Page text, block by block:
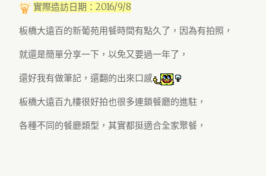
實際造訪日期：2016/9/8
板橋大遠百的新葡苑用餐時間有點久了，因為有拍照，
就還是簡單分享一下，以免又要過一年了，
還好我有做筆記，還翻的出來口感
板橋大遠百九樓很好拍也很多連鎖餐廳的進駐，
各種不同的餐廳類型，其實都挺適合全家聚餐，